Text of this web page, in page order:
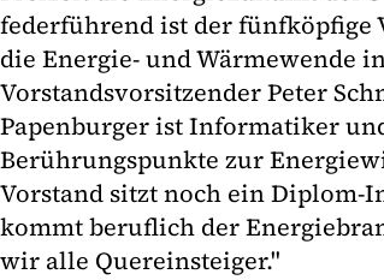
federführend ist der fünfköpfige
die Energie- und Wärmewende
Vorstandsvorsitzender Peter
Papenburger ist Informatiker
Berührungspunkte zur
Vorstand sitzt noch ein
kommt beruflich der
wir alle Quereinsteiger."